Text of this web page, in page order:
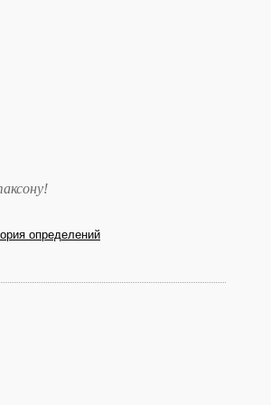
!
определений